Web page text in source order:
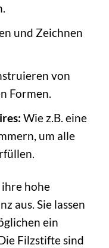
und Zeichnen
von
Formen.
Wie z.B. eine
um alle
hohe
aus. Sie lassen
ein
Filzstifte sind